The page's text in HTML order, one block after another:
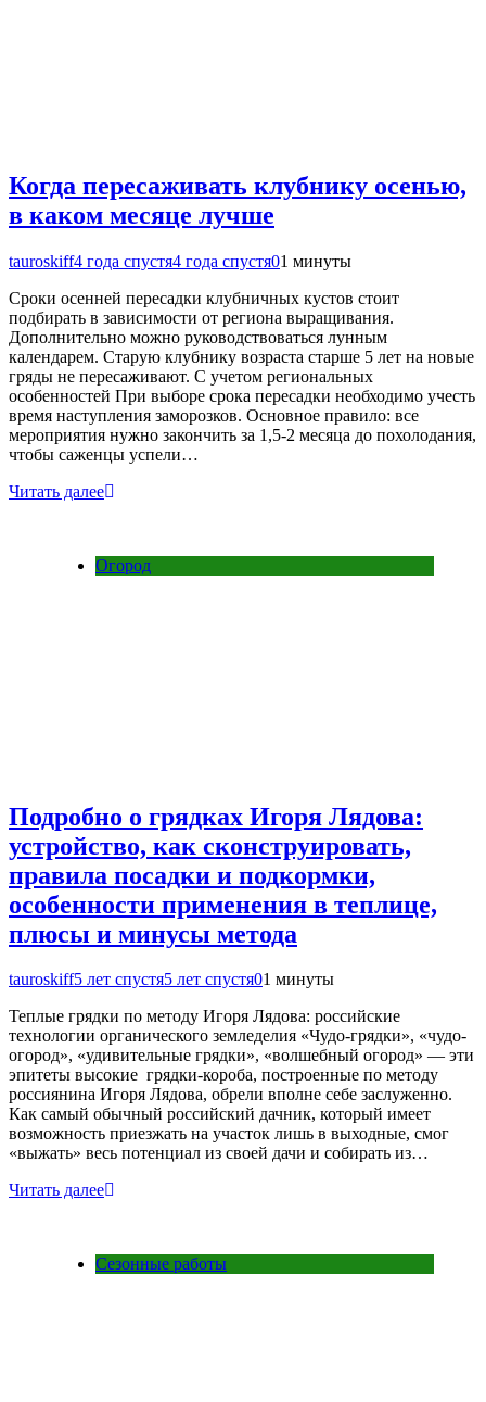
Когда пересаживать клубнику осенью,
в каком месяце лучше
tauroskiff4 года спустя4 года спустя01 минуты
Сроки осенней пересадки клубничных кустов стоит
подбирать в зависимости от региона выращивания.
Дополнительно можно руководствоваться лунным
календарем. Старую клубнику возраста старше 5 лет на новые
гряды не пересаживают. С учетом региональных
особенностей При выборе срока пересадки необходимо учесть
время наступления заморозков. Основное правило: все
мероприятия нужно закончить за 1,5-2 месяца до похолодания,
чтобы саженцы успели…
Читать далее
Огород
Подробно о грядках Игоря Лядова:
устройство, как сконструировать,
правила посадки и подкормки,
особенности применения в теплице,
плюсы и минусы метода
tauroskiff5 лет спустя5 лет спустя01 минуты
Теплые грядки по методу Игоря Лядова: российские
технологии органического земледелия «Чудо-грядки», «чудо-
огород», «удивительные грядки», «волшебный огород» — эти
эпитеты высокие грядки-короба, построенные по методу
россиянина Игоря Лядова, обрели вполне себе заслуженно.
Как самый обычный российский дачник, который имеет
возможность приезжать на участок лишь в выходные, смог
«выжать» весь потенциал из своей дачи и собирать из…
Читать далее
Сезонные работы